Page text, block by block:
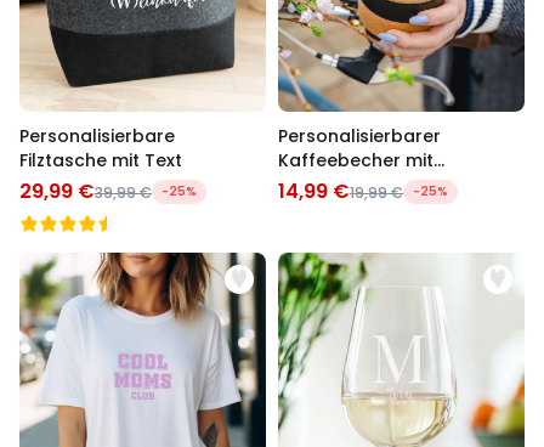
Personalisierbare
Filztasche mit Text
29,99 €39,99 € -25%
Personalisierbarer
Kaffeebecher mit
Monogramm
14,99 €19,99 € -25%